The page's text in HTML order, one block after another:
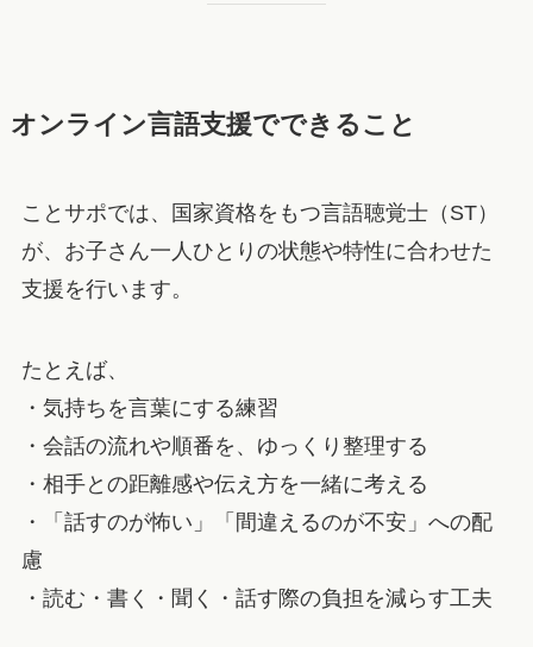
オンライン言語支援でできること
ことサポでは、国家資格をもつ言語聴覚士（ST）
が、お子さん一人ひとりの状態や特性に合わせた
支援を行います。
たとえば、
・気持ちを言葉にする練習
・会話の流れや順番を、ゆっくり整理する
・相手との距離感や伝え方を一緒に考える
・「話すのが怖い」「間違えるのが不安」への配
慮
・読む・書く・聞く・話す際の負担を減らす工夫